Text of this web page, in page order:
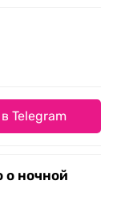
Telegram
о ночной